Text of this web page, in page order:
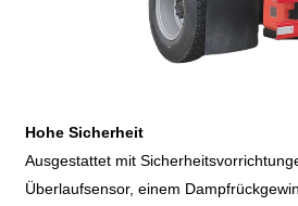
Hohe Sicherheit
Ausgestattet mit
Überlaufsensor, einem